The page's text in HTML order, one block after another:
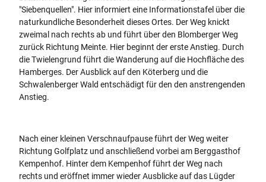
"Siebenquellen". Hier informiert eine Informationstafel über die
naturkundliche Besonderheit dieses Ortes. Der Weg knickt
zweimal nach rechts ab und führt über den Blomberger Weg
zurück Richtung Meinte. Hier beginnt der erste Anstieg. Durch
die Twielengrund führt die Wanderung auf die Hochfläche des
Hamberges. Der Ausblick auf den Köterberg und die
Schwalenberger Wald entschädigt für den den anstrengenden
Anstieg.
Nach einer kleinen Verschnaufpause führt der Weg weiter
Richtung Golfplatz und anschließend vorbei am Berggasthof
Kempenhof. Hinter dem Kempenhof führt der Weg nach
rechts und eröffnet immer wieder Ausblicke auf das Lügder